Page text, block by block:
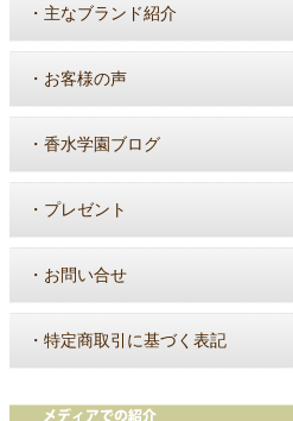
・ 主なブランド紹介
・ お客様の声
・ 香水学園ブログ
・ プレゼント
・ お問い合せ
・ 特定商取引に基づく表記